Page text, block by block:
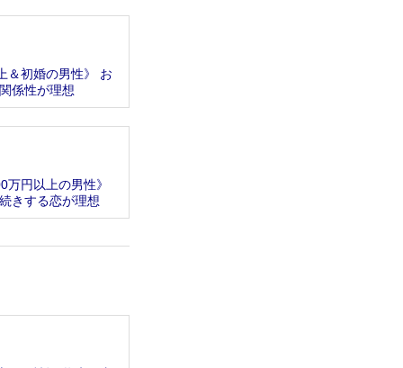
＆初婚の男性》 お
係性が理想
円以上の男性》
きする恋が理想